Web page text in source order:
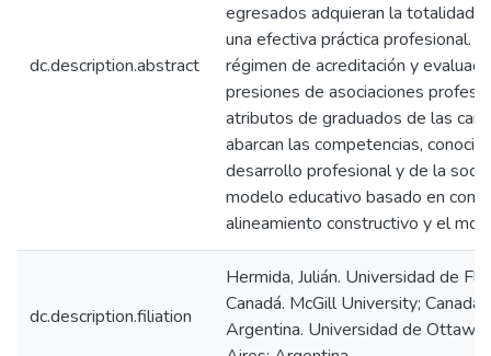
dc.description.abstract
egresados adquieran la totalidad
una efectiva práctica profesional.
régimen de acreditación y
presiones de asociaciones
atributos de graduados de las
abarcan las competencias,
desarrollo profesional y de la
modelo educativo basado en
alineamiento constructivo y el
dc.description.filiation
Hermida, Julián. Universidad de
Canadá. McGill University;
Argentina. Universidad de